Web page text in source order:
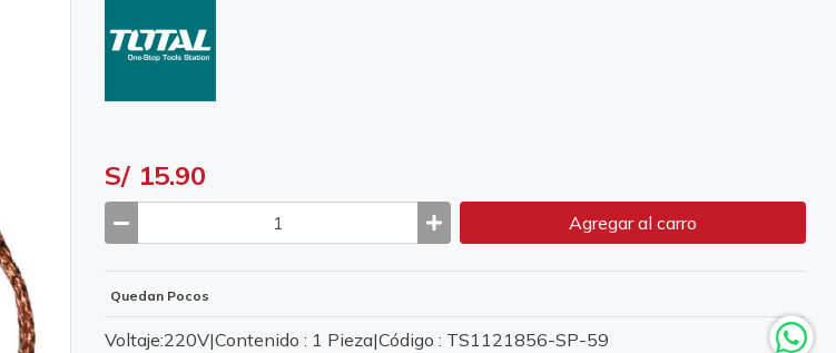
S/ 15.90
Agregaral carro
Quedan Pocos
Voltaje:220V|Contenido : 1 Pieza|Código : TS1121856-SP-59